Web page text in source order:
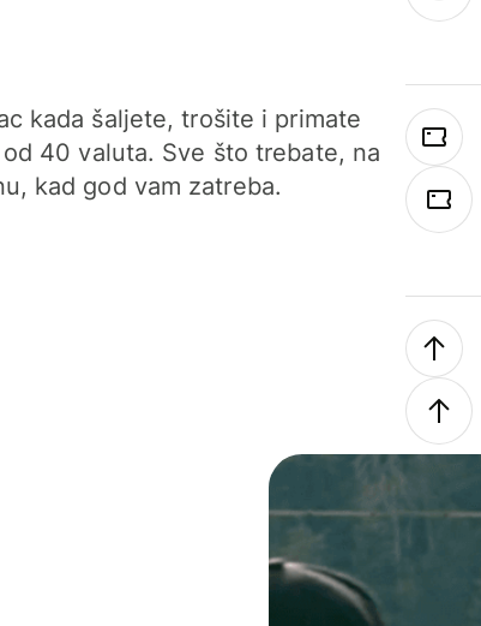
kada šaljete, trošite i primate
40 valuta. Sve što trebate, na
kad god vam zatreba.